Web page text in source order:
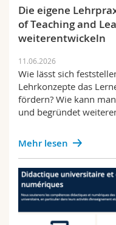
Math.-Nat. und
Interfakultär
Mitarbeitende
Doktorierende
Webmail
MyUnifr
Die eigene
of Teaching and
weiterentwickeln
11.06.2026
Wie lässt sich
Lehrkonzepte das
fördern? Wie kann
und begründet
Mehr lesen